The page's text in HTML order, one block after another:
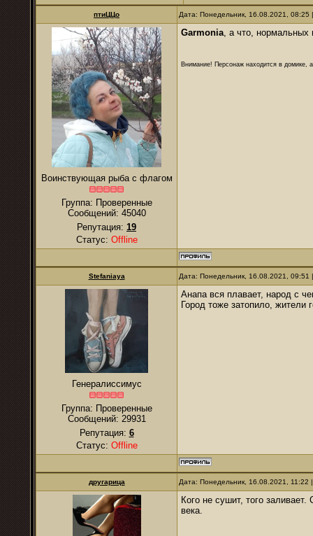
птиЦЦо Дата: Понедельник, 16.08.2021,
Воинствующая рыба с флагом
Группа: Проверенные
Сообщений: 45040
Репутация: 19
Статус: Offline
Garmonia, а что, нормальных
Внимание! Персонаж находится в домике,
Stefaniaya Дата: Понедельник, 16.08.2021,
Генералиссимус
Группа: Проверенные
Сообщений: 29931
Репутация: 6
Статус: Offline
Анапа вся плавает, народ с
Город тоже затопило, жители
другарица Дата: Понедельник, 16.08.2021,
Кого не сушит, того
века.